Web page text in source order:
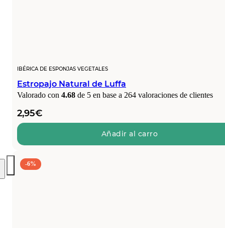
IBÉRICA DE ESPONJAS VEGETALES
Estropajo Natural de Luffa
Valorado con 4.68 de 5 en base a 264 valoraciones de clientes
2,95€
Añadir al carro
-6%